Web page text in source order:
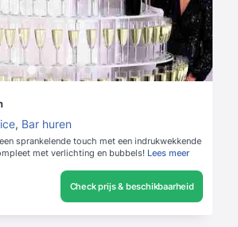
, Bar huren
sprankelende touch met een indrukwekkende
met verlichting en bubbels! Lees meer
Check prijs & beschikbaarheid